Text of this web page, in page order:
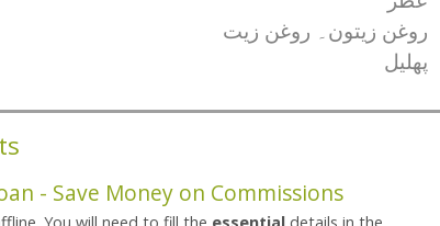
روغن زیتون۔ روغن زیت
پھلیل
- Save Money on Commissions